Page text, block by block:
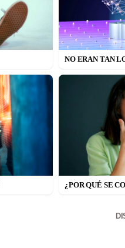
NO ERAN TAN
¿POR QUÉ SE